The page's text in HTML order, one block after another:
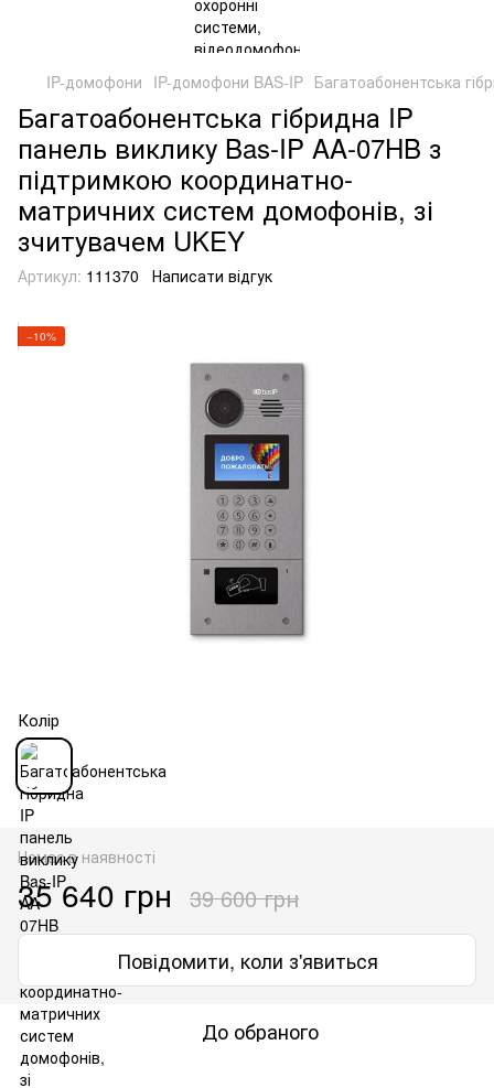
IP-домофони IP-домофони BAS-IP Багатоабонентська
Багатоабонентська гібридна IP
панель виклику Bas-IP AA-07HB з
підтримкою координатно-
матричних систем домофонів, зі
зчитувачем UKEY
Артикул: 111370 Написати відгук
−10%
Колір
Немає в наявності
35 640 грн 39 600 грн
Повідомити, коли з'явиться
До обраного